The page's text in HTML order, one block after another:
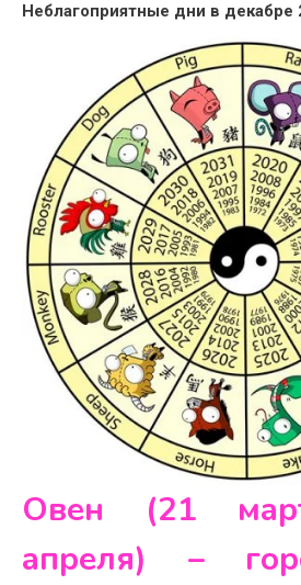
Неблагоприятные дни в декабре
Овен (21
апреля) –